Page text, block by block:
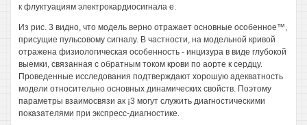
к флуктуациям электрокардиосигнала е.
Из рис. 3 видно, что модель верно отражает основные особенное™,
присущие пульсовому сигналу. В частности, на модельной кривой
отражена физиологическая особенность - инцизура в виде глубокой
выемки, связанная с обратным током крови по аорте к сердцу.
Проведенные исследования подтверждают хорошую адекватность
модели относительно основных динамических свойств. Поэтому
параметры взаимосвязи ак ¡3 могут служить диагностическими
показателями при экспресс-диагностике.